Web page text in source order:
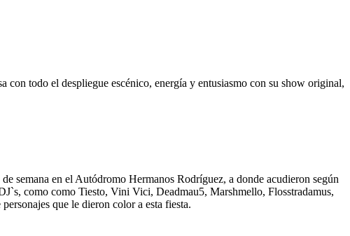
con todo el despliegue escénico, energía y entusiasmo con su show original,
semana en el Autódromo Hermanos Rodríguez, a donde acudieron según
como como Tiesto, Vini Vici, Deadmau5, Marshmello, Flosstradamus,
que le dieron color a esta fiesta.